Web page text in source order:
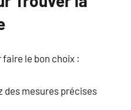
le bon choix :
des mesures précises